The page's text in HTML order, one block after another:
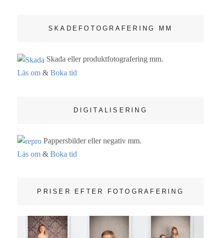
SKADEFOTOGRAFERING MM
Skada eller produktfotografering mm.
Läs om & Boka tid
DIGITALISERING
Pappersbilder eller negativ mm.
Läs om & Boka tid
PRISER EFTER FOTOGRAFERING